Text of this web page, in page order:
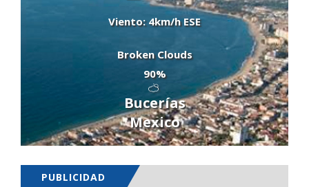
Viento: 4km/h ESE
Broken Clouds
90%
Bucerías
Mexico
PUBLICIDAD